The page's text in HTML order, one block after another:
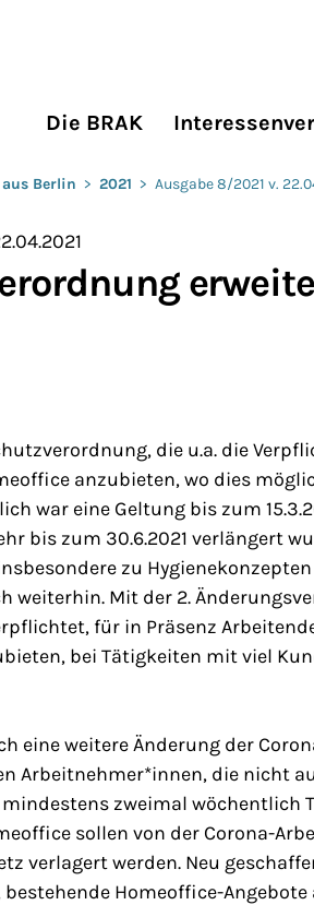
Die BRAK
Berlin > 2021 > Ausgabe 8/2021 v.
die u.a. die
anzubieten, wo dies
war eine Geltung bis zum
bis zum 30.6.2021 verlängert
zu
weiterhin. Mit der 2.
für in Präsenz
bei Tätigkeiten mit viel
eine weitere Änderung der
Arbeitnehmer*innen, die nicht
zweimal wöchentlich
sollen von der Corona-
verlagert werden. Neu
Homeoffice-